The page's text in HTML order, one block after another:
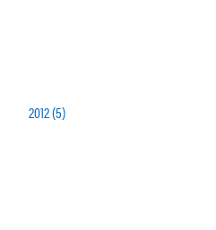
2012 (5)